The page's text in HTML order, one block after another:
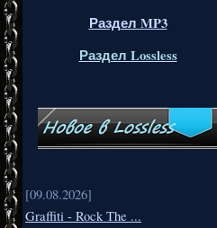
Раздел MP3
Раздел Lossless
[09.08.2026]
Graffiti - Rock The ...